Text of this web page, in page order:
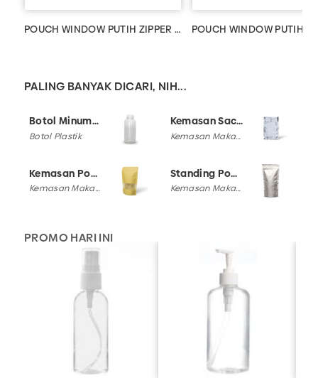
POUCH WINDOW PUTIH ZIPPER 500 GRPOUCH WINDOW PUTIH
PALING BANYAK DICARI, NIH...
Botol Minuman
Botol Plastik
Kemasan Sachet
Kemasan Makana
Kemasan Pouch
Kemasan Makanan
Standing Pouch
Kemasan Makana
PROMO HARI INI